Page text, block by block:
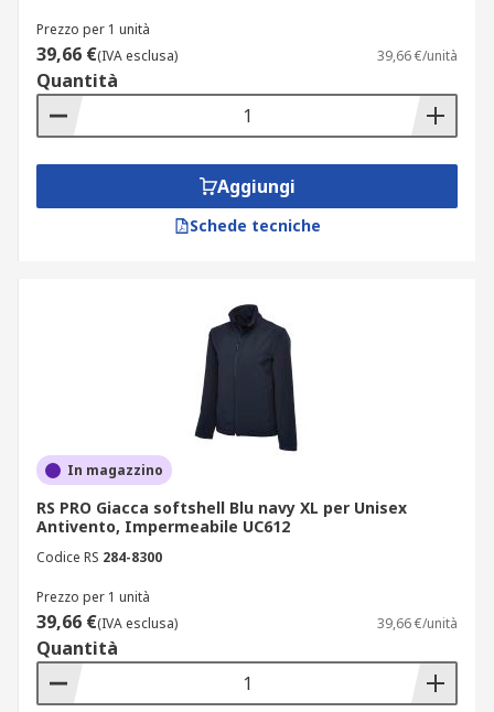
Prezzo per 1 unità
39,66 €(IVA esclusa) 39,66 €/unità
Quantità
Aggiungi
Schede tecniche
In magazzino
RS PRO Giacca softshell Blu navy XL per Unisex
Antivento, Impermeabile UC612
Codice RS 284-8300
Prezzo per 1 unità
39,66 €(IVA esclusa) 39,66 €/unità
Quantità